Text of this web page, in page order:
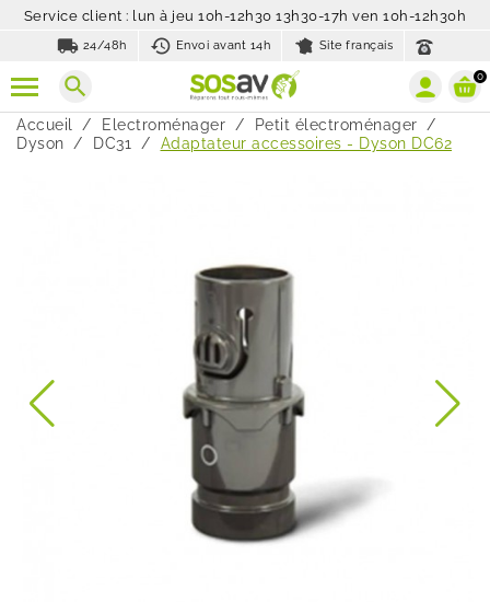
Service client : lun à jeu 10h-12h30 13h30-17h ven 10h-12h30h
local_shipping 24/48h history_toggle_off
Envoi avant 14h Site français
search 0
Accueil Electroménager
Petit électroménager
Dyson
DC31 Adaptateur accessoires - Dyson DC62